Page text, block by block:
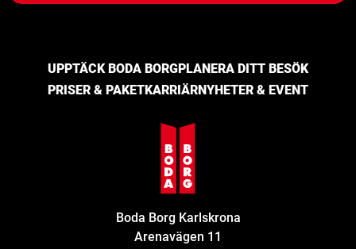
UPPTÄCK BODA BORGPLANERA DITT BESÖK
PRISER & PAKETKARRIÄRNYHETER & EVENT
Boda Borg Karlskrona
Arenavägen 11